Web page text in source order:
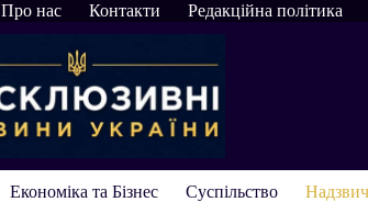
Про нас Контакти Редакційна політика
Економіка та Бізнес Суспільство